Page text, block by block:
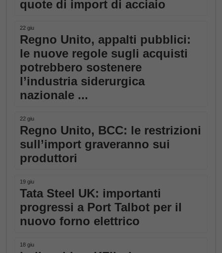
quote di import di acciaio
22 giu
Regno Unito, appalti pubblici:
le nuove regole sugli acquisti
potrebbero sostenere
l’industria siderurgica
nazionale ...
22 giu
Regno Unito, BCC: le restrizioni
sull’import graveranno sui
produttori
19 giu
Tata Steel UK: importanti
progressi a Port Talbot per il
nuovo forno elettrico
18 giu